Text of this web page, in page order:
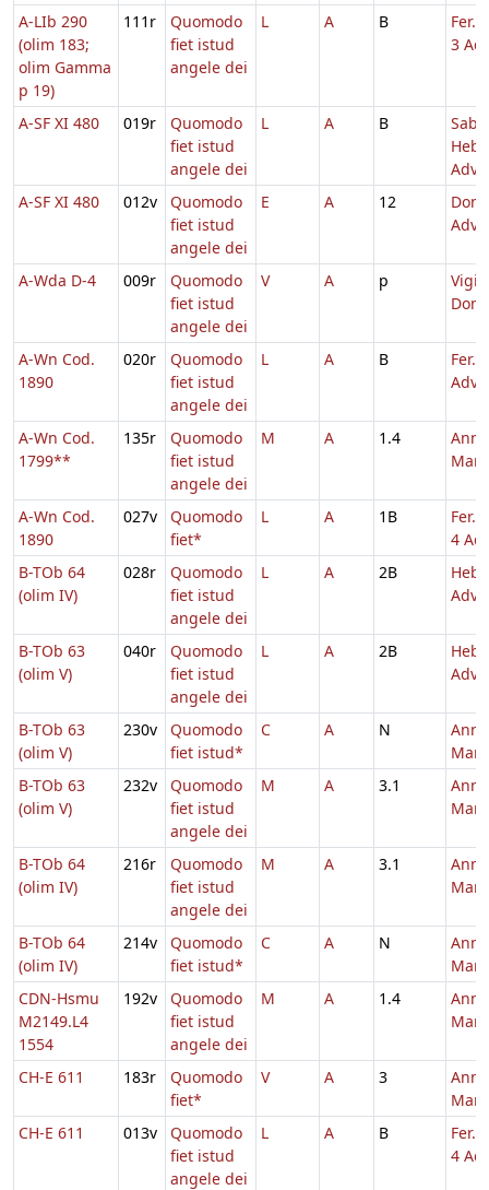
A-LIb 290
(olim 183;
olim Gamma
p 19)
111r
Quomodo
fiet istud
angele dei
L A B
Fer.
3
A-SF XI 480 019r
Quomodo
fiet istud
angele dei
L A B
Adv.
A-SF XI 480
012v
Quomodo
fiet istud
angele dei
E A 12
A-Wda D-4 009r
Quomodo
fiet istud
angele dei
V A p
A-Wn Cod.
1890
020r
Quomodo
fiet istud
angele dei
L A B
Fer.
A-Wn Cod.
1799**
135r
Quomodo
fiet istud
angele dei
M A 1.4
A-Wn Cod.
1890
027v
Quomodo
fiet*
L A 1B
Fer.
4
B-TOb 64
(olim IV)
028r
Quomodo
fiet istud
angele dei
L A 2B
B-TOb 63
(olim V)
040r
Quomodo
fiet istud
angele dei
L A 2B
B-TOb 63
(olim V)
230v
Quomodo
fiet istud*
C A N
B-TOb 63
(olim V)
232v
Quomodo
fiet istud
angele dei
M A 3.1
B-TOb 64
(olim IV)
216r
Quomodo
fiet istud
angele dei
M A 3.1
B-TOb 64
(olim IV)
214v
Quomodo
fiet istud*
C A N
CDN-Hsmu
M2149.L4
1554
192v
Quomodo
fiet istud
angele dei
M A 1.4
CH-E 611 183r
Quomodo
fiet*
V A 3
CH-E 611
013v
Quomodo
fiet istud
angele dei
L A B
Fer.
4